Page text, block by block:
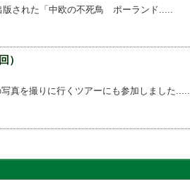
版された「中欧の不死鳥 ポーランド.....
）
真を撮りに行くツアーにも参加しました.....